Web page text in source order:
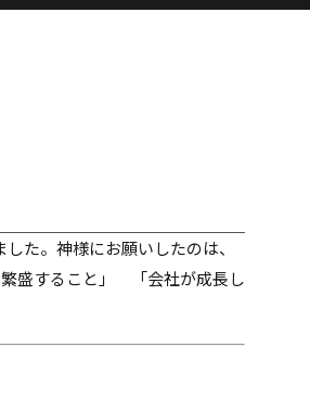
た。神様にお願いしたのは、
盛すること」 「会社が成長し